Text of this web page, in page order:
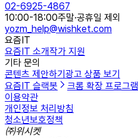
02-6925-4867
10:00-18:00주말·공휴일 제외
yozm_help@wishket.com
요즘IT
요즘IT 소개작가 지원
기타 문의
콘텐츠 제안하기 광고 상품 보기
요즘IT 슬랙봇
크롬 확장 프로그램
이용약관
개인정보 처리방침
청소년보호정책
㈜위시켓